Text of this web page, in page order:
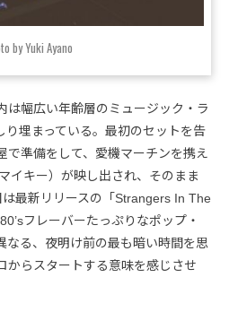
by Yuki Ayano
は幅広い年齢層のミュージック・ラ
り埋まっている。最初のセットを告
で準備をして、愛機マーチンを携え
イキー）が映し出され、そのまま
最新リリースの「Strangers In The
フレーバーたっぷりなポップ・
なる、夜明け前の最も暗い時間を思
からスタートする意味を感じさせ